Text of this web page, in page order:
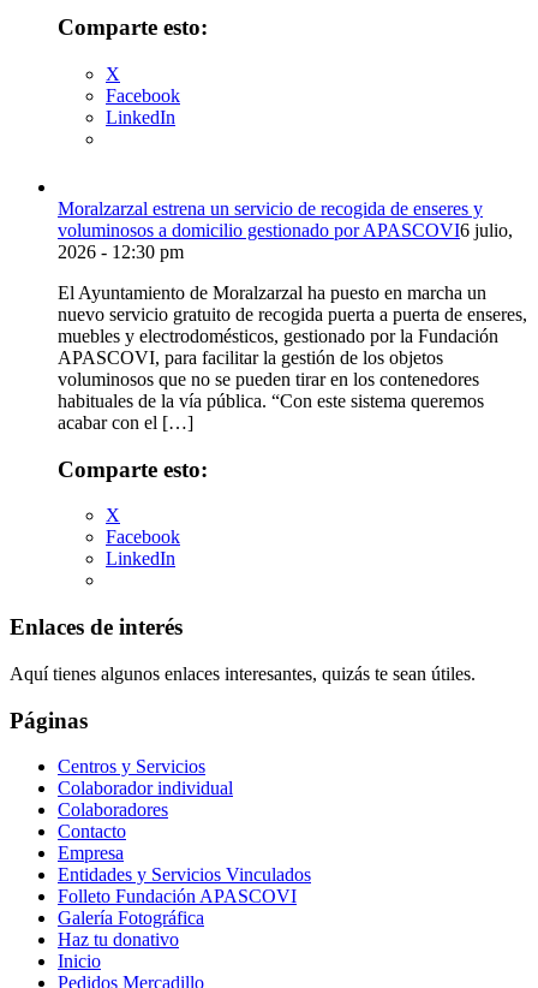
Comparte esto:
X
Facebook
LinkedIn
Moralzarzal estrena un servicio de recogida de enseres y
voluminosos a domicilio gestionado por APASCOVI6 julio,
2026 - 12:30 pm
El Ayuntamiento de Moralzarzal ha puesto en marcha un
nuevo servicio gratuito de recogida puerta a puerta de enseres,
muebles y electrodomésticos, gestionado por la Fundación
APASCOVI, para facilitar la gestión de los objetos
voluminosos que no se pueden tirar en los contenedores
habituales de la vía pública. “Con este sistema queremos
acabar con el […]
Comparte esto:
X
Facebook
LinkedIn
Enlaces de interés
Aquí tienes algunos enlaces interesantes, quizás te sean útiles.
Páginas
Centros y Servicios
Colaborador individual
Colaboradores
Contacto
Empresa
Entidades y Servicios Vinculados
Folleto Fundación APASCOVI
Galería Fotográfica
Haz tu donativo
Inicio
Pedidos Mercadillo